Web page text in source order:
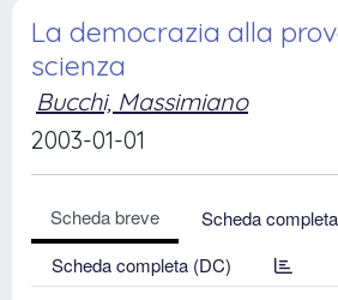
La democrazia alla
scienza
Bucchi, Massimiano
2003-01-01
Scheda breve
Scheda completa
Scheda completa (DC)